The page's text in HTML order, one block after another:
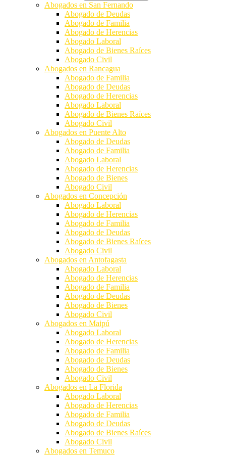
Abogados en San Fernando
Abogado de Deudas
Abogado de Familia
Abogado de Herencias
Abogado Laboral
Abogado de Bienes Raíces
Abogado Civil
Abogados en Rancagua
Abogado de Familia
Abogado de Deudas
Abogado de Herencias
Abogado Laboral
Abogado de Bienes Raíces
Abogado Civil
Abogados en Puente Alto
Abogado de Deudas
Abogado de Familia
Abogado Laboral
Abogado de Herencias
Abogado de Bienes
Abogado Civil
Abogados en Concepción
Abogado Laboral
Abogado de Herencias
Abogado de Familia
Abogado de Deudas
Abogado de Bienes Raíces
Abogado Civil
Abogados en Antofagasta
Abogado Laboral
Abogado de Herencias
Abogado de Familia
Abogado de Deudas
Abogado de Bienes
Abogado Civil
Abogados en Maipú
Abogado Laboral
Abogado de Herencias
Abogado de Familia
Abogado de Deudas
Abogado de Bienes
Abogado Civil
Abogados en La Florida
Abogado Laboral
Abogado de Herencias
Abogado de Familia
Abogado de Deudas
Abogado de Bienes Raíces
Abogado Civil
Abogados en Temuco